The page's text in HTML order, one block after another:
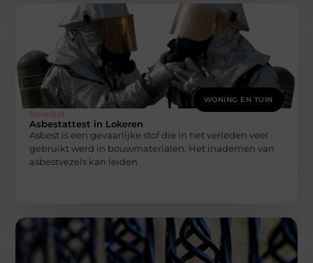
WONING EN TUIN
Bonefast
Asbestattest in Lokeren
Asbest is een gevaarlijke stof die in het verleden veel
gebruikt werd in bouwmaterialen. Het inademen van
asbestvezels kan leiden